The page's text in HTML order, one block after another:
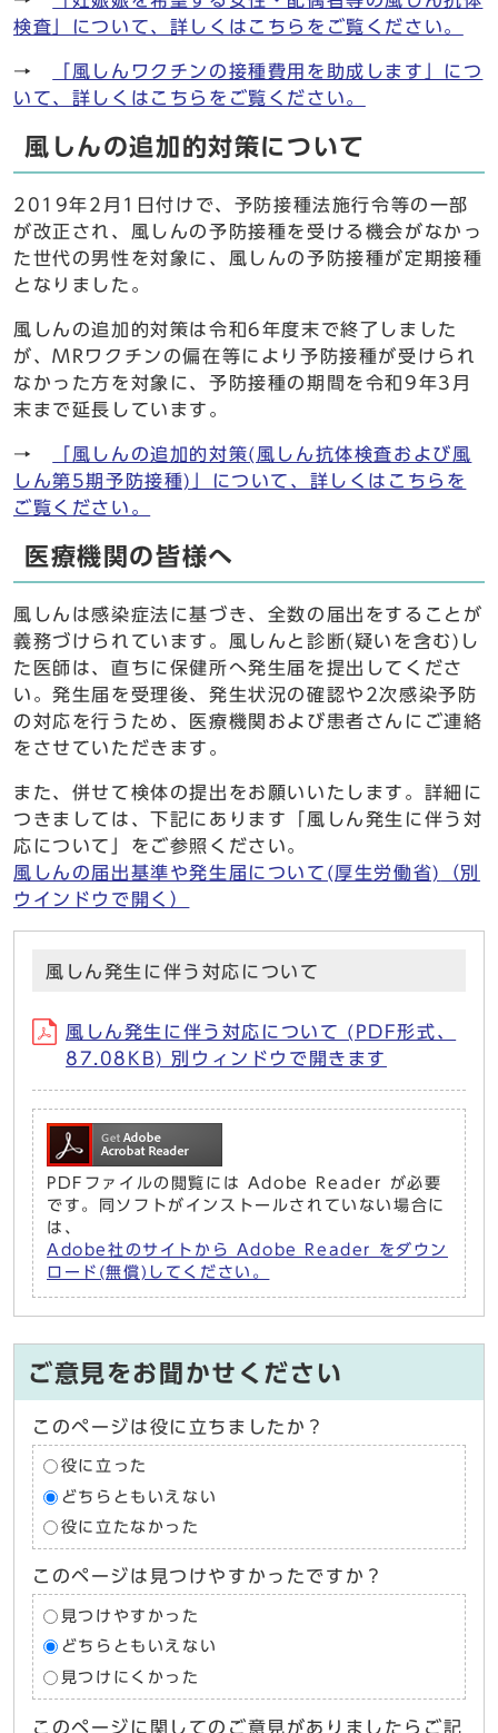
検査」について、詳しくはこちらをご覧ください。
→
「風しんワクチンの接種費用を助成します」につ
いて、詳しくはこちらをご覧ください。
風しんの追加的対策について
2019年2月1日付けで、予防接種法施行令等の一部
が改正され、風しんの予防接種を受ける機会がなかっ
た世代の男性を対象に、風しんの予防接種が定期接種
となりました。
風しんの追加的対策は令和6年度末で終了しました
が、MRワクチンの偏在等により予防接種が受けられ
なかった方を対象に、予防接種の期間を令和9年3月
末まで延長しています。
→
「風しんの追加的対策(風しん抗体検査および風
しん第5期予防接種)」について、詳しくはこちらを
ご覧ください。
医療機関の皆様へ
風しんは感染症法に基づき、全数の届出をすることが
義務づけられています。風しんと診断(疑いを含む)し
た医師は、直ちに保健所へ発生届を提出してくださ
い。発生届を受理後、発生状況の確認や2次感染予防
の対応を行うため、医療機関および患者さんにご連絡
をさせていただきます。
また、併せて検体の提出をお願いいたします。詳細に
つきましては、下記にあります「風しん発生に伴う対
応について」をご参照ください。
風しんの届出基準や発生届について(厚生労働省)
（別
ウインドウで開く）
風しん発生に伴う対応について
風しん発生に伴う対応について (PDF形式、
87.08KB) 別ウィンドウで開きます
PDFファイルの閲覧には Adobe Reader が必要
です。同ソフトがインストールされていない場合に
は、
Adobe社のサイトから Adobe Reader をダウン
ロード(無償)してください。
ご意見をお聞かせください
このページは役に立ちましたか？
役に立った
どちらともいえない
役に立たなかった
このページは見つけやすかったですか？
見つけやすかった
どちらともいえない
見つけにくかった
このページに関してのご意見がありましたらご記